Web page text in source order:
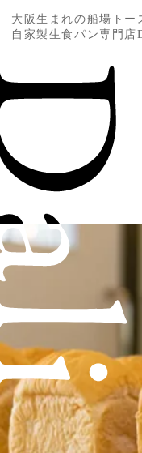
大阪生まれの船場トー
自家製生食パン専門店